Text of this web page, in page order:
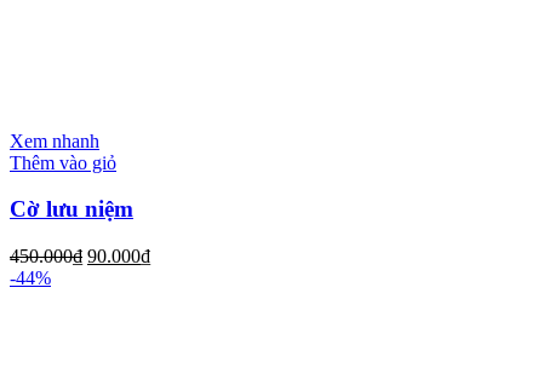
Xem nhanh
Thêm vào giỏ
Cờ lưu niệm
450.000₫ 90.000₫
-44%